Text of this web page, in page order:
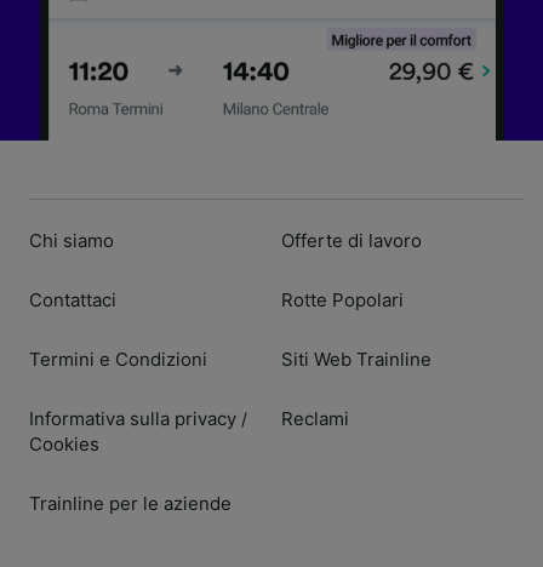
Chi siamo
Contattaci
Termini e Condizioni
Informativa sulla privacy /
Cookies
Trainline per le aziende
Offerte di lavoro
Rotte Popolari
Siti Web Trainline
Reclami